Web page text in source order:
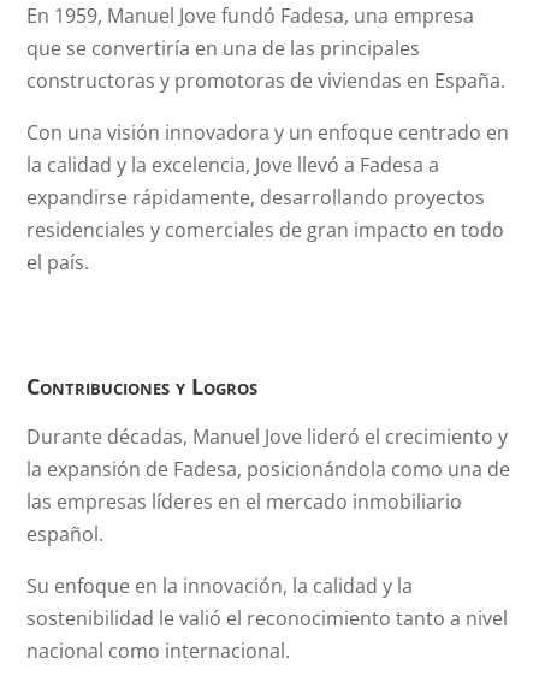
En 1959, Manuel Jove fundó Fadesa, una empresa
que se convertiría en una de las principales
constructoras y promotoras de viviendas en España.
Con una visión innovadora y un enfoque centrado en
la calidad y la excelencia, Jove llevó a Fadesa a
expandirse rápidamente, desarrollando proyectos
residenciales y comerciales de gran impacto en todo
el país.
Contribuciones y Logros
Durante décadas, Manuel Jove lideró el crecimiento y
la expansión de Fadesa, posicionándola como una de
las empresas líderes en el mercado inmobiliario
español.
Su enfoque en la innovación, la calidad y la
sostenibilidad le valió el reconocimiento tanto a nivel
nacional como internacional.